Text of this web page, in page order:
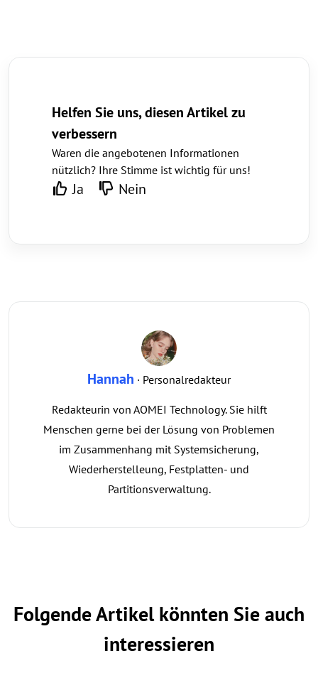
Helfen Sie uns, diesen Artikel zu
verbessern
Waren die angebotenen Informationen
nützlich? Ihre Stimme ist wichtig für uns!
Ja Nein
Hannah · Personalredakteur
Redakteurin von AOMEI Technology. Sie hilft
Menschen gerne bei der Lösung von Problemen
im Zusammenhang mit Systemsicherung,
Wiederherstelleung, Festplatten- und
Partitionsverwaltung.
Folgende Artikel könnten Sie auch
interessieren